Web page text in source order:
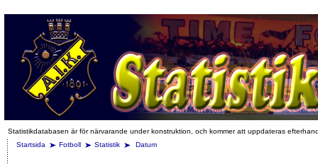
Statistikdatabasen är för närvarande under konstruktion, och kommer att uppdateras
Startsida
Fotboll Statistik Datum